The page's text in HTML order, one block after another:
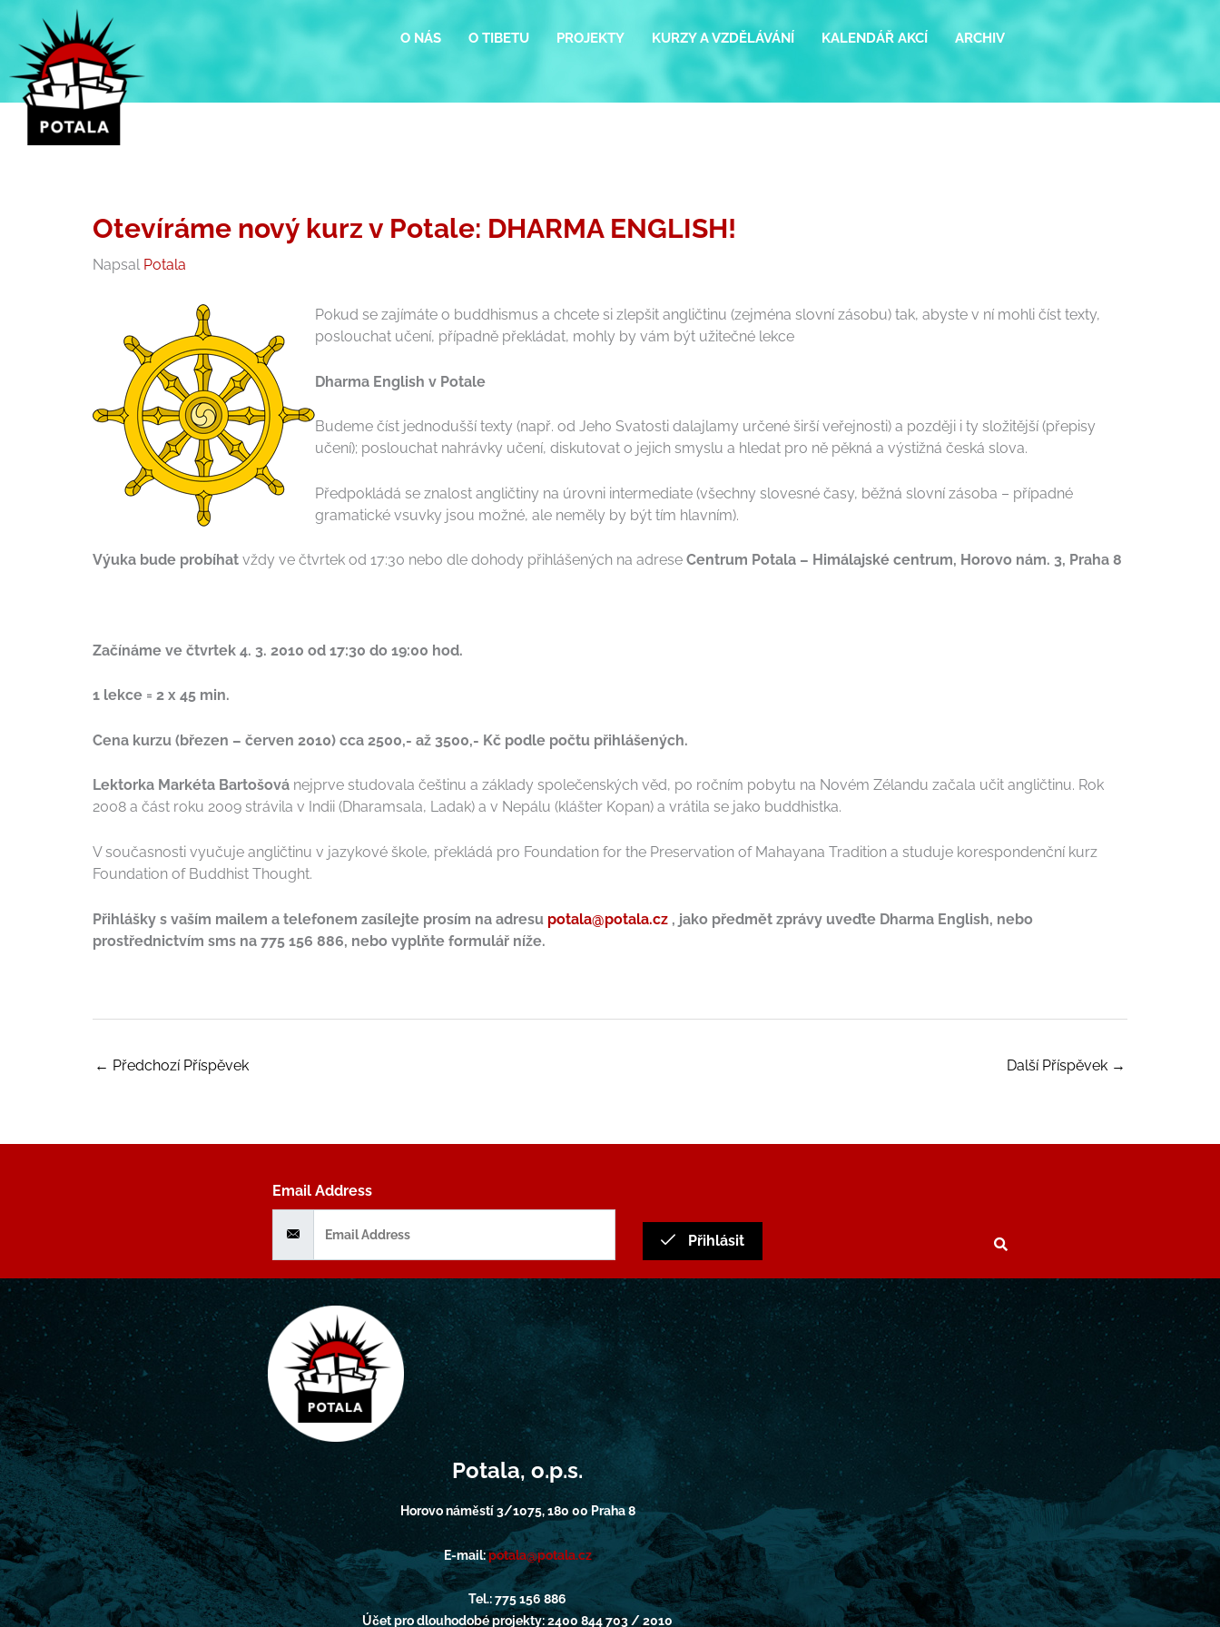
obsah
O NÁS O TIBETU PROJEKTY KURZY A VZDĚLÁVÁNÍ KALENDÁŘ AKCÍ ARCHIV
Otevíráme nový kurz v Potale: DHARMA ENGLISH!
Napsal Potala
Pokud se zajímáte o buddhismus a chcete si zlepšit angličtinu (zejména slovní zásobu) tak, abyste v ní mohli číst texty,
poslouchat učení, případně překládat, mohly by vám být užitečné lekce
Dharma English v Potale
Budeme číst jednodušší texty (např. od Jeho Svatosti dalajlamy určené širší veřejnosti) a později i ty složitější (přepisy
učení); poslouchat nahrávky učení, diskutovat o jejich smyslu a hledat pro ně pěkná a výstižná česká slova.
Předpokládá se znalost angličtiny na úrovni intermediate (všechny slovesné časy, běžná slovní zásoba – případné
gramatické vsuvky jsou možné, ale neměly by být tím hlavním).
Výuka bude probíhat vždy ve čtvrtek od 17:30 nebo dle dohody přihlášených na adrese Centrum Potala – Himálajské centrum, Horovo nám. 3, Praha 8
Začínáme ve čtvrtek 4. 3. 2010 od 17:30 do 19:00 hod.
1 lekce = 2 x 45 min.
Cena kurzu (březen – červen 2010) cca 2500,- až 3500,- Kč podle počtu přihlášených.
Lektorka Markéta Bartošová nejprve studovala češtinu a základy společenských věd, po ročním pobytu na Novém Zélandu začala učit angličtinu. Rok
2008 a část roku 2009 strávila v Indii (Dharamsala, Ladak) a v Nepálu (klášter Kopan) a vrátila se jako buddhistka.
V současnosti vyučuje angličtinu v jazykové škole, překládá pro Foundation for the Preservation of Mahayana Tradition a studuje korespondenční kurz
Foundation of Buddhist Thought.
Přihlášky s vaším mailem a telefonem zasílejte prosím na adresu potala@potala.cz , jako předmět zprávy uveďte Dharma English, nebo
prostřednictvím sms na 775 156 886, nebo vyplňte formulář níže.
← Předchozí Příspěvek Další Příspěvek →
Email Address
Přihlásit
Potala, o.p.s.
Horovo náměstí 3/1075, 180 00 Praha 8
E-mail:potala@potala.cz
Tel.: 775 156 886
Účet pro dlouhodobé projekty: 2400 844 703 / 2010